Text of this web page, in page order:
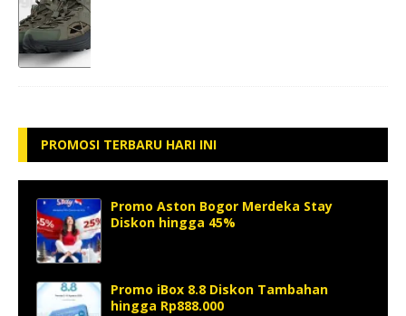
PROMOSI TERBARU HARI INI
Promo Aston Bogor Merdeka Stay
Diskon hingga 45%
Promo iBox 8.8 Diskon Tambahan
hingga Rp888.000